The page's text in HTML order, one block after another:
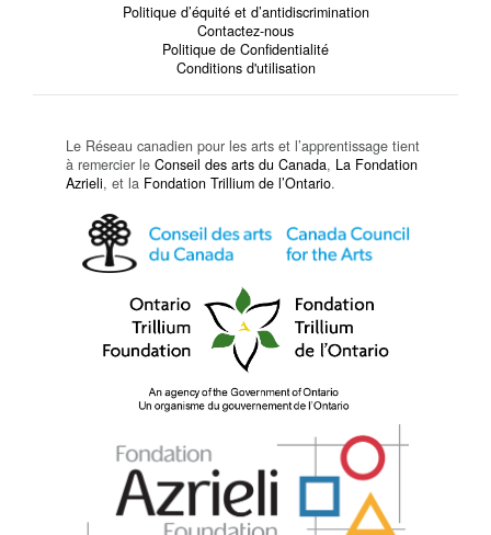
Politique d’équité et d’antidiscrimination
Contactez-nous
Politique de Confidentialité
Conditions d'utilisation
Le Réseau canadien pour les arts et l’apprentissage tient
à remercier le Conseil des arts du Canada, La Fondation
Azrieli, et la Fondation Trillium de l’Ontario.